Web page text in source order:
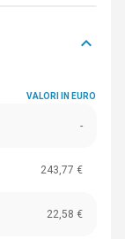
keyboard_arrow_down
VALORI IN EURO
-
243,77 €
22,58 €